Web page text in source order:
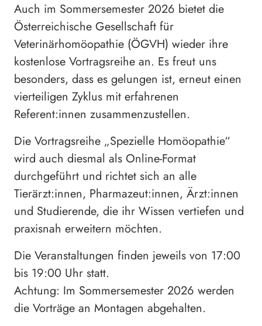
Auch im Sommersemester 2026 bietet die
Österreichische Gesellschaft für
Veterinärhomöopathie (ÖGVH) wieder ihre
kostenlose Vortragsreihe an. Es freut uns
besonders, dass es gelungen ist, erneut einen
vierteiligen Zyklus mit erfahrenen
Referent:innen zusammenzustellen.
Die Vortragsreihe „Spezielle Homöopathie“
wird auch diesmal als Online-Format
durchgeführt und richtet sich an alle
Tierärzt:innen, Pharmazeut:innen, Ärzt:innen
und Studierende, die ihr Wissen vertiefen und
praxisnah erweitern möchten.
Die Veranstaltungen finden jeweils von 17:00
bis 19:00 Uhr statt.
Achtung: Im Sommersemester 2026 werden
die Vorträge an Montagen abgehalten.